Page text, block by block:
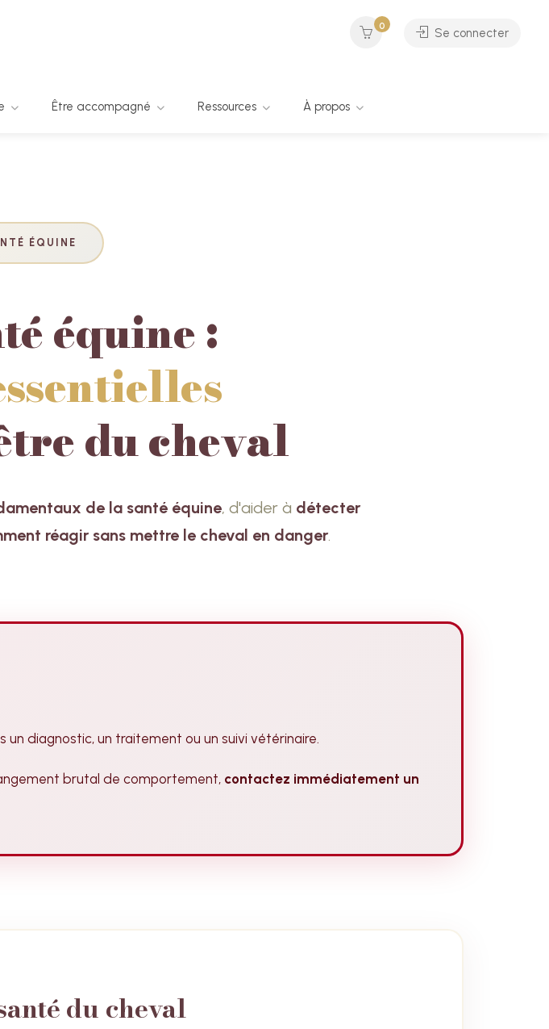
Être accompagné Ressources À propos
0 Se connecter
ÉQUINE
équine :
du cheval
de la santé équine, d'aider à détecter
réagir sans mettre le cheval en danger.
diagnostic, un traitement ou un suivi vétérinaire.
brutal de comportement, contactez immédiatement un
du cheval